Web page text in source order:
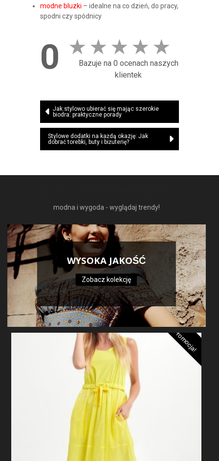
modne bluzki – idealne na co dzień, do pracy,
spodni czy spódnicy
0 ★ ★ ★ ★ ★
Bazuje na 0 ocenach naszych
klientek
Nawigacja
wpisu
Jak stylowo ubierać się mając szerokie
biodra: praktyczne porady
Stylowe dodatki na każdą okazję: Jak
dobrać torebki, buty i biżuterię?
modna i wygoda - wyglądaj trendy!
WYSOKA JAKOŚĆ
Zobacz kolekcję
Promocja!